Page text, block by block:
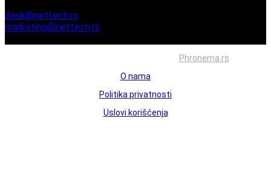
desk@nettech.rs
marketing@nettech.rs
Phronema.rs
O nama
Politika privatnosti
Uslovi korišćenja